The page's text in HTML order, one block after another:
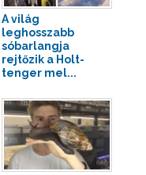
A világ
leghosszabb
sóbarlangja
rejtőzik a Holt-
tenger mel...